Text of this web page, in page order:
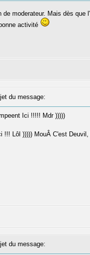
moderateur. Mais dès
activité
du message:
Ici !!!!! Mdr )))))
!!! Lôl ))))) MouÂ C'est
du message: